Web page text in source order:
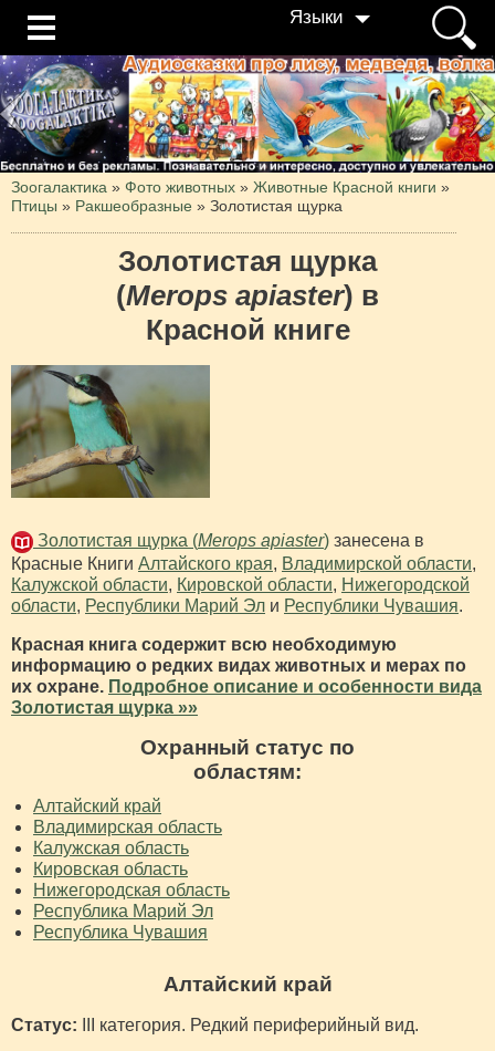
Языки
Зоогалактика » Фото животных » Животные Красной книги »
Птицы » Ракшеобразные » Золотистая щурка
Золотистая щурка
(Merops apiaster) в
Красной книге
Золотистая щурка (Merops apiaster) занесена в
Красные Книги Алтайского края, Владимирской области,
Калужской области, Кировской области, Нижегородской
области, Республики Марий Эл и Республики Чувашия.
Красная книга содержит всю необходимую
информацию о редких видах животных и мерах по
их охране. Подробное описание и особенности вида
Золотистая щурка »»
Охранный статус по
областям:
Алтайский край
Владимирская область
Калужская область
Кировская область
Нижегородская область
Республика Марий Эл
Республика Чувашия
Алтайский край
Статус: III категория. Редкий периферийный вид.